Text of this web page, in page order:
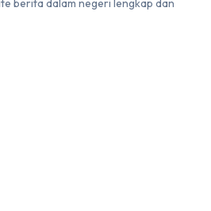
berita dalam negeri lengkap dan